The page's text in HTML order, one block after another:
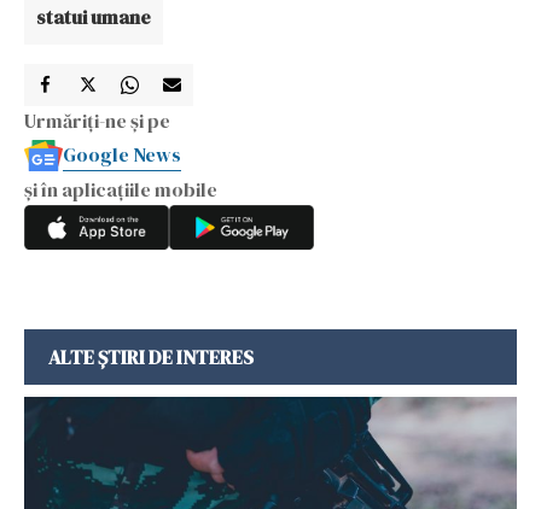
statui umane
Urmăriți-ne și pe
Google News
și în aplicațiile mobile
ALTE ȘTIRI DE INTERES